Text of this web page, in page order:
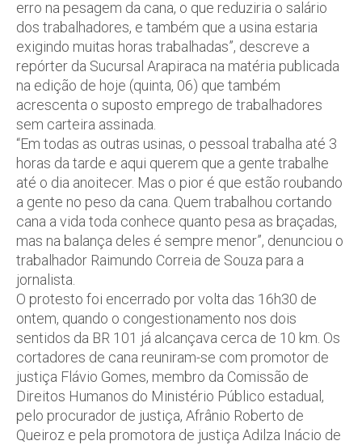
erro na pesagem da cana, o que reduziria o salário
dos trabalhadores, e também que a usina estaria
exigindo muitas horas trabalhadas”, descreve a
repórter da Sucursal Arapiraca na matéria publicada
na edição de hoje (quinta, 06) que também
acrescenta o suposto emprego de trabalhadores
sem carteira assinada.
“Em todas as outras usinas, o pessoal trabalha até 3
horas da tarde e aqui querem que a gente trabalhe
até o dia anoitecer. Mas o pior é que estão roubando
a gente no peso da cana. Quem trabalhou cortando
cana a vida toda conhece quanto pesa as braçadas,
mas na balança deles é sempre menor”, denunciou o
trabalhador Raimundo Correia de Souza para a
jornalista.
O protesto foi encerrado por volta das 16h30 de
ontem, quando o congestionamento nos dois
sentidos da BR 101 já alcançava cerca de 10 km. Os
cortadores de cana reuniram-se com promotor de
justiça Flávio Gomes, membro da Comissão de
Direitos Humanos do Ministério Público estadual,
pelo procurador de justiça, Afrânio Roberto de
Queiroz e pela promotora de justiça Adilza Inácio de